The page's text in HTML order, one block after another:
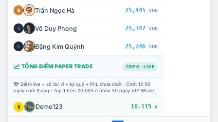
3 Trần Ngọc Hà 25,445 VNĐ
4 Võ Duy Phong 25,347 VNĐ
5 Đặng Kim Quỳnh 25,246 VNĐ
TỔNG ĐIỂM PAPER TRADE TOP 5 · LIVE
Điểm live = số dư ví + ký quỹ + PnL chưa chốt · Chốt 12:00
ngày cuối tháng · Top 1 trên 20.000 đ nhận 30 ngày VIP Whale.
1 Demo123 10.115 đ